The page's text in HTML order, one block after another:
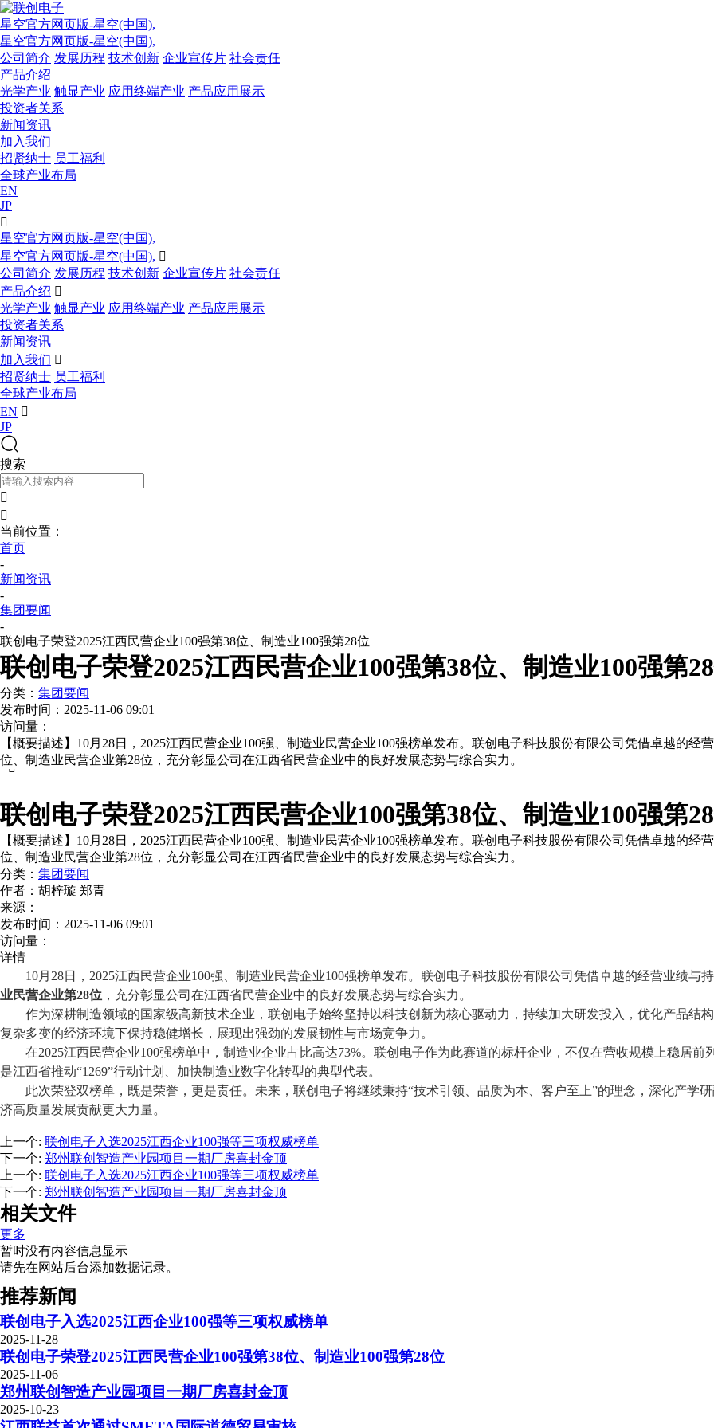
星空官方网页版-星空(中国),
星空官方网页版-星空(中国),
公司简介 发展历程 技术创新 企业宣传片 社会责任
产品介绍
光学产业 触显产业 应用终端产业 产品应用展示
投资者关系
新闻资讯
加入我们
招贤纳士 员工福利
全球产业布局
EN
JP

星空官方网页版-星空(中国),
星空官方网页版-星空(中国), 
公司简介 发展历程 技术创新 企业宣传片 社会责任
产品介绍 
光学产业 触显产业 应用终端产业 产品应用展示
投资者关系
新闻资讯
加入我们 
招贤纳士 员工福利
全球产业布局
EN 
JP
搜索


当前位置：
首页
-
新闻资讯
-
集团要闻
-
联创电子荣登2025江西民营企业100强第38位、制造业100强第28位
联创电子荣登2025江西民营企业100强第38位、制造业100强第
分类： 集团要闻
发布时间： 2025-11-06 09:01
访问量：
【概要描述】 10月28日，2025江西民营企业100强、制造业民营企业100强榜单发布。联创电子科技股份有限公司凭借卓越的
位、制造业民营企业第28位，充分彰显公司在江西省民营企业中的良好发展态势与综合实力。

联创电子荣登2025江西民营企业100强第38位、制造业100强第
【概要描述】 10月28日，2025江西民营企业100强、制造业民营企业100强榜单发布。联创电子科技股份有限公司凭借卓越的
位、制造业民营企业第28位，充分彰显公司在江西省民营企业中的良好发展态势与综合实力。
分类： 集团要闻
作者： 胡梓璇 郑青
来源：
发布时间： 2025-11-06 09:01
访问量：
详情
10月28日，2025江西民营企业100强、制造业民营企业100强榜单发布。联创电子科技股份有限公司凭借卓越的经营业绩与
业民营企业第28位 ， 充分彰显公司在江西省民营企业中的良好发展态势与综合实力。
作为深耕制造领域的国家级高新技术企业，联创电子始终坚持以科技创新为核心驱动力，持续加大研发投入，优化产品结
复杂多变的经济环境下保持稳健增长，展现出强劲的发展韧性与市场竞争力。
在2025江西民营企业100强榜单中，制造业企业占比高达73%。联创电子作为此赛道的标杆企业，不仅在营收规模上稳居前
是江西省推动“1269”行动计划、加快制造业数字化转型的典型代表。
此次荣登双榜单，既是荣誉，更是责任。未来，联创电子将继续秉持“技术引领、品质为本、客户至上”的理念，深化产学
济高质量发展贡献更大力量。
上一个: 联创电子入选2025江西企业100强等三项权威榜单
下一个: 郑州联创智造产业园项目一期厂房喜封金顶
上一个: 联创电子入选2025江西企业100强等三项权威榜单
下一个: 郑州联创智造产业园项目一期厂房喜封金顶
相关文件
更多
暂时没有内容信息显示
请先在网站后台添加数据记录。
推荐新闻
联创电子入选2025江西企业100强等三项权威榜单
2025-11-28
联创电子荣登2025江西民营企业100强第38位、制造业100强第28位
2025-11-06
郑州联创智造产业园项目一期厂房喜封金顶
2025-10-23